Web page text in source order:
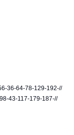
36-64-78-129-192-//
43-117-179-187-//